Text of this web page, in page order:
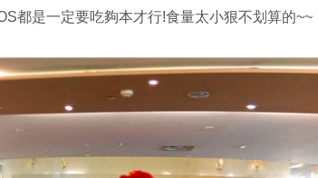
都是一定要吃夠本才行!食量太小狠不划算的~~